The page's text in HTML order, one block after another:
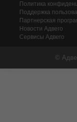
Политика
Поддержка
Партнерская
Новости Адвего
Сервисы Адвего
©